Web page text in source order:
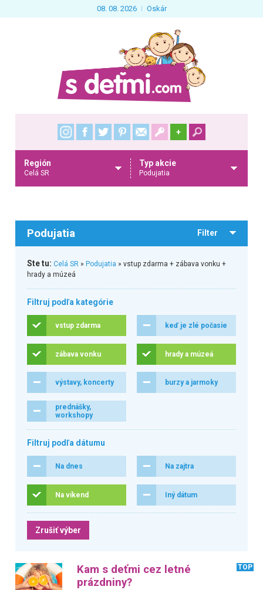
08. 08. 2026 Oskár
+
Región
Celá SR
Typ akcie
Podujatia
Podujatia Filter
Ste tu: Celá SR» Podujatia » vstup zdarma + zábava vonku +
hrady a múzeá
Filtruj podľa kategórie
vstup zdarma keď je zlé počasie
zábava vonku hrady a múzeá
výstavy, koncerty burzy a jarmoky
prednášky,
workshopy
Filtruj podľa dátumu
Na dnes Na zajtra
Na víkend Iný dátum
Zrušiť výber
Kam s deťmi cez letné
prázdniny?
TOP